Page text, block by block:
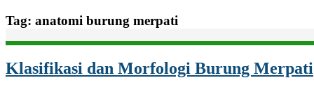
Tag: anatomi burung merpati
Klasifikasi dan Morfologi Burung Merpati